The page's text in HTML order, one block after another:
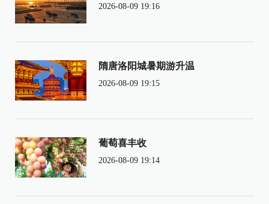
2026-08-09 19:16
隋唐洛阳城暑期游升温
2026-08-09 19:15
葡萄喜丰收
2026-08-09 19:14